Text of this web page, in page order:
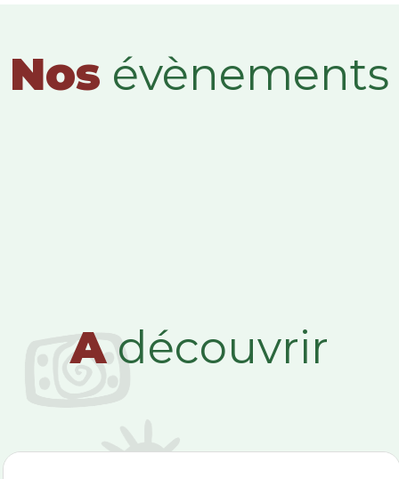
Nos évènements
Adécouvrir